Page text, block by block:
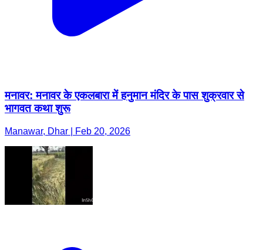
मनावर: मनावर के एकलबारा में हनुमान मंदिर के पास शुक्रवार से
भागवत कथा शुरू
Manawar, Dhar | Feb 20, 2026